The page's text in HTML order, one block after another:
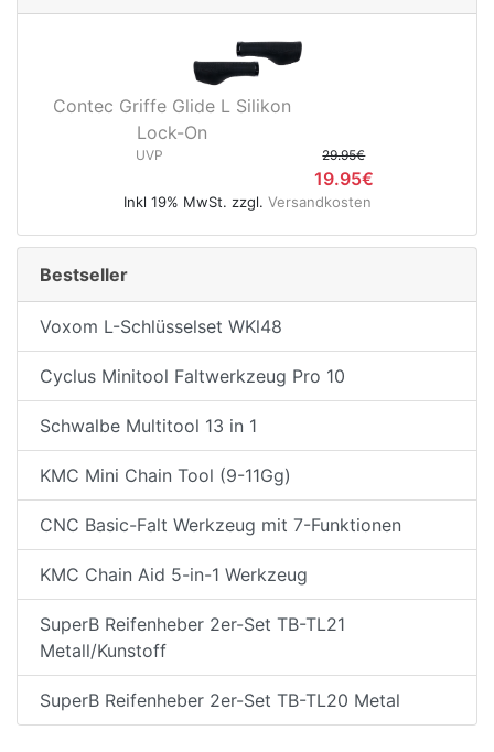
Contec Griffe Glide L Silikon
Lock-On
UVP 29.95€
19.95€
Inkl 19% MwSt. zzgl. Versandkosten
Bestseller
Voxom L-Schlüsselset WKl48
Cyclus Minitool Faltwerkzeug Pro 10
Schwalbe Multitool 13 in 1
KMC Mini Chain Tool (9-11Gg)
CNC Basic-Falt Werkzeug mit 7-Funktionen
KMC Chain Aid 5-in-1 Werkzeug
SuperB Reifenheber 2er-Set TB-TL21
Metall/Kunstoff
SuperB Reifenheber 2er-Set TB-TL20 Metal